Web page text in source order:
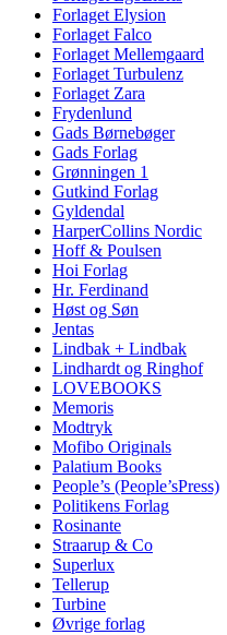
Forlaget Elysion
Forlaget Falco
Forlaget Mellemgaard
Forlaget Turbulenz
Forlaget Zara
Frydenlund
Gads Børnebøger
Gads Forlag
Grønningen 1
Gutkind Forlag
Gyldendal
HarperCollins Nordic
Hoff & Poulsen
Hoi Forlag
Hr. Ferdinand
Høst og Søn
Jentas
Lindbak + Lindbak
Lindhardt og Ringhof
LOVEBOOKS
Memoris
Modtryk
Mofibo Originals
Palatium Books
People’s (People’sPress)
Politikens Forlag
Rosinante
Straarup & Co
Superlux
Tellerup
Turbine
Øvrige forlag